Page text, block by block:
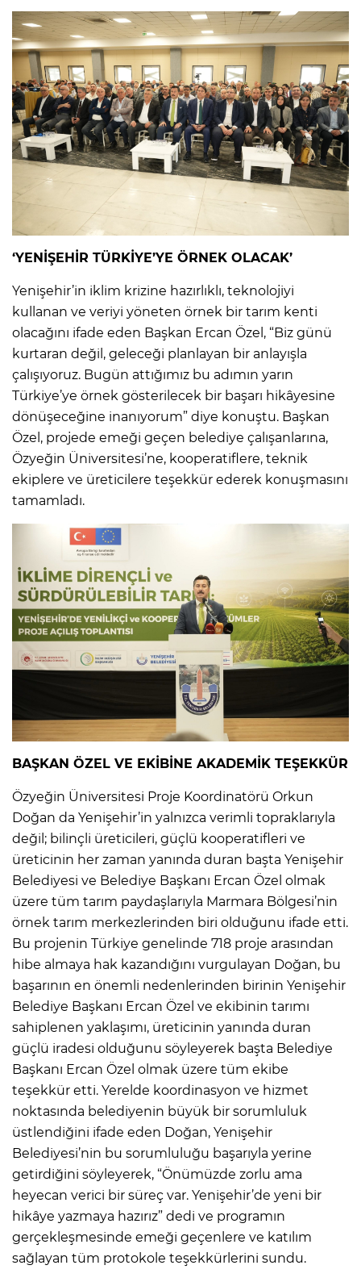
‘YENİŞEHİR TÜRKİYE’YE ÖRNEK OLACAK’
Yenişehir’in iklim krizine hazırlıklı, teknolojiyi
kullanan ve veriyi yöneten örnek bir tarım kenti
olacağını ifade eden Başkan Ercan Özel, “Biz günü
kurtaran değil, geleceği planlayan bir anlayışla
çalışıyoruz. Bugün attığımız bu adımın yarın
Türkiye’ye örnek gösterilecek bir başarı hikâyesine
dönüşeceğine inanıyorum” diye konuştu. Başkan
Özel, projede emeği geçen belediye çalışanlarına,
Özyeğin Üniversitesi’ne, kooperatiflere, teknik
ekiplere ve üreticilere teşekkür ederek konuşmasını
tamamladı.
BAŞKAN ÖZEL VE EKİBİNE AKADEMİK TEŞEKKÜR
Özyeğin Üniversitesi Proje Koordinatörü Orkun
Doğan da Yenişehir’in yalnızca verimli topraklarıyla
değil; bilinçli üreticileri, güçlü kooperatifleri ve
üreticinin her zaman yanında duran başta Yenişehir
Belediyesi ve Belediye Başkanı Ercan Özel olmak
üzere tüm tarım paydaşlarıyla Marmara Bölgesi’nin
örnek tarım merkezlerinden biri olduğunu ifade etti.
Bu projenin Türkiye genelinde 718 proje arasından
hibe almaya hak kazandığını vurgulayan Doğan, bu
başarının en önemli nedenlerinden birinin Yenişehir
Belediye Başkanı Ercan Özel ve ekibinin tarımı
sahiplenen yaklaşımı, üreticinin yanında duran
güçlü iradesi olduğunu söyleyerek başta Belediye
Başkanı Ercan Özel olmak üzere tüm ekibe
teşekkür etti. Yerelde koordinasyon ve hizmet
noktasında belediyenin büyük bir sorumluluk
üstlendiğini ifade eden Doğan, Yenişehir
Belediyesi’nin bu sorumluluğu başarıyla yerine
getirdiğini söyleyerek, “Önümüzde zorlu ama
heyecan verici bir süreç var. Yenişehir’de yeni bir
hikâye yazmaya hazırız” dedi ve programın
gerçekleşmesinde emeği geçenlere ve katılım
sağlayan tüm protokole teşekkürlerini sundu.